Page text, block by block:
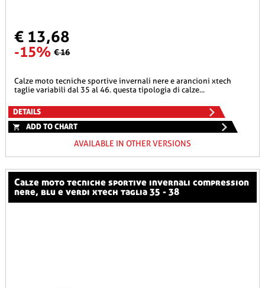
€ 13,68
-15% € 16
calze moto tecniche sportive invernali nere e arancioni xtech
taglie variabili dal 35 al 46. questa tipologia di calze...
DETAILS
ADD TO CHART
AVAILABLE IN OTHER VERSIONS
calze moto tecniche sportive invernali compression
nere, blu e verdi xtech taglia 35 - 38